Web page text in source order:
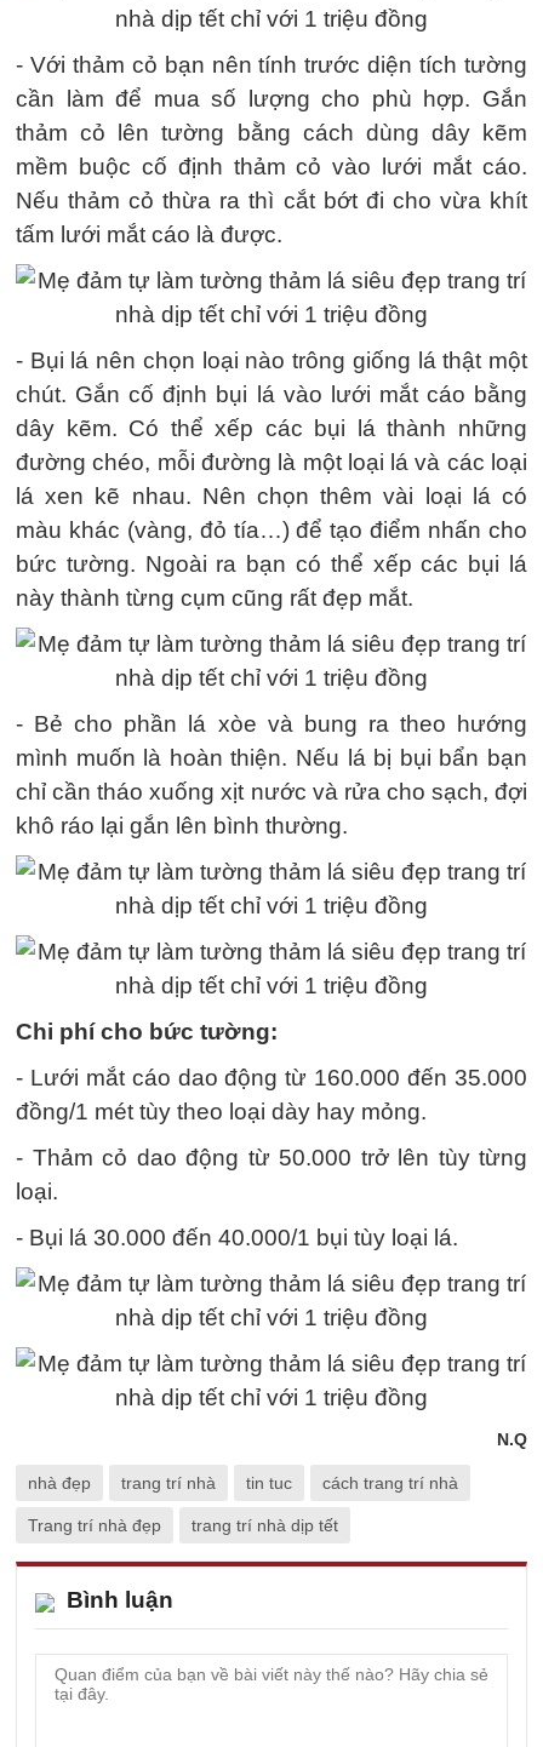
- Với thảm cỏ bạn nên tính trước diện tích tường
cần làm để mua số lượng cho phù hợp. Gắn
thảm cỏ lên tường bằng cách dùng dây kẽm
mềm buộc cố định thảm cỏ vào lưới mắt cáo.
Nếu thảm cỏ thừa ra thì cắt bớt đi cho vừa khít
tấm lưới mắt cáo là được.
- Bụi lá nên chọn loại nào trông giống lá thật một
chút. Gắn cố định bụi lá vào lưới mắt cáo bằng
dây kẽm. Có thể xếp các bụi lá thành những
đường chéo, mỗi đường là một loại lá và các loại
lá xen kẽ nhau. Nên chọn thêm vài loại lá có
màu khác (vàng, đỏ tía…) để tạo điểm nhấn cho
bức tường. Ngoài ra bạn có thể xếp các bụi lá
này thành từng cụm cũng rất đẹp mắt.
- Bẻ cho phần lá xòe và bung ra theo hướng
mình muốn là hoàn thiện. Nếu lá bị bụi bẩn bạn
chỉ cần tháo xuống xịt nước và rửa cho sạch, đợi
khô ráo lại gắn lên bình thường.
Chi phí cho bức tường:
- Lưới mắt cáo dao động từ 160.000 đến 35.000
đồng/1 mét tùy theo loại dày hay mỏng.
- Thảm cỏ dao động từ 50.000 trở lên tùy từng
loại.
- Bụi lá 30.000 đến 40.000/1 bụi tùy loại lá.
N.Q
nhà đẹp trang trí nhà tin tuc cách trang trí nhà
Trang trí nhà đẹp trang trí nhà dịp tết
Bình luận